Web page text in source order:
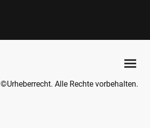
©Urheberrecht. Alle Rechte vorbehalten.